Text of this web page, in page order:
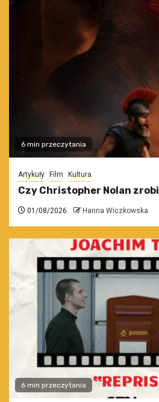
6 min przeczytania
Artykuły Film Kultura
Czy Christopher Nolan
01/08/2026 Hanna Wiczkowska
6 min przeczytania